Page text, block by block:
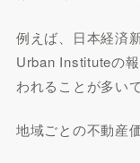
例えば、日本経済
Urban Instituteの
われることが多いで
地域ごとの不動産